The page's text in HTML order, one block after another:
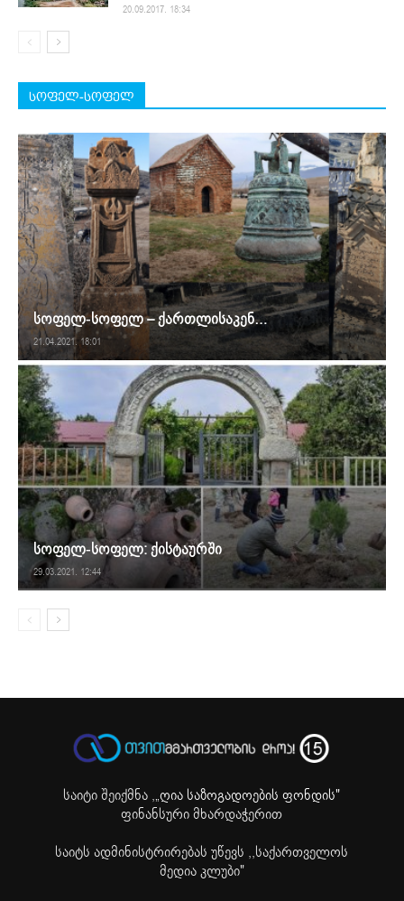
20.09.2017. 18:34
სოფელ-სოფელ
სოფელ-სოფელ – ქართლისაკენ…
21.04.2021. 18:01
სოფელ-სოფელ: ქისტაურში
29.03.2021. 12:44
საიტი შეიქმნა ,„ღია საზოგადოების ფონდის"
ფინანსური მხარდაჭერით
საიტს ადმინისტრირებას უწევს ,,საქართველოს
მედია კლუბი"